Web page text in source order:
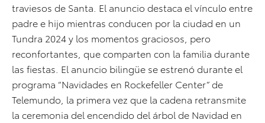
traviesos de Santa. El anuncio destaca el vínculo entre
padre e hijo mientras conducen por la ciudad en un
Tundra 2024 y los momentos graciosos, pero
reconfortantes, que comparten con la familia durante
las fiestas. El anuncio bilingüe se estrenó durante el
programa “Navidades en Rockefeller Center” de
Telemundo, la primera vez que la cadena retransmite
la ceremonia del encendido del árbol de Navidad en